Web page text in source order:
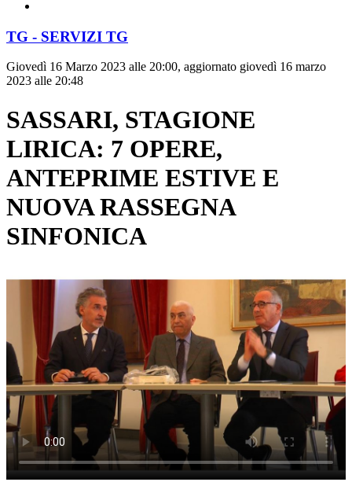
TG - SERVIZI TG
Giovedì 16 Marzo 2023 alle 20:00, aggiornato giovedì 16 marzo
2023 alle 20:48
SASSARI, STAGIONE
LIRICA: 7 OPERE,
ANTEPRIME ESTIVE E
NUOVA RASSEGNA
SINFONICA